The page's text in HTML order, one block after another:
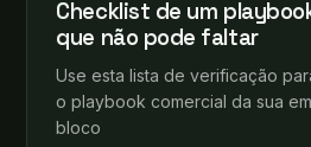
Checklist de um
que não pode faltar
Use esta lista de verificação
o playbook comercial da sua
bloco